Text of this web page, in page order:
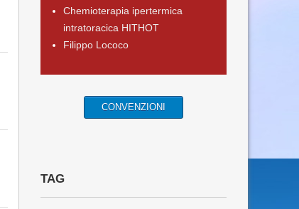
Chemioterapia ipertermica
intratoracica HITHOT
Filippo Lococo
CONVENZIONI
TAG